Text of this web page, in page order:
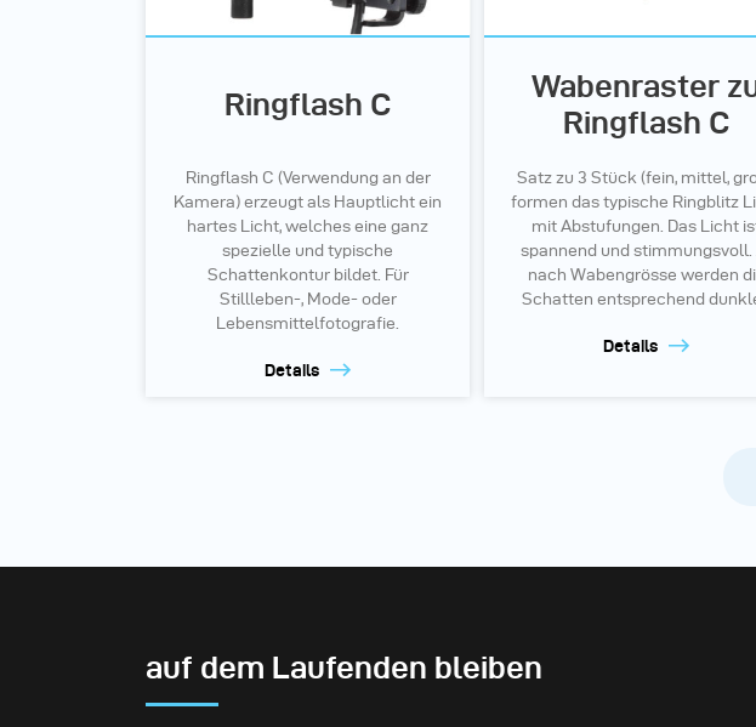
Ringflash C
Ringflash C (Verwendung an der
Kamera) erzeugt als Hauptlicht ein
hartes Licht, welches eine ganz
spezielle und typische
Schattenkontur bildet. Für
Stillleben-, Mode- oder
Lebensmittelfotografie.
Details
Wabenraster
Ringflash C
Satz zu 3 Stück (fein, mittel,
formen das typische Ringblitz
mit Abstufungen. Das Licht
spannend und stimmungsvoll.
nach Wabengrösse werden
Schatten entsprechend
Details
auf dem Laufenden bleiben